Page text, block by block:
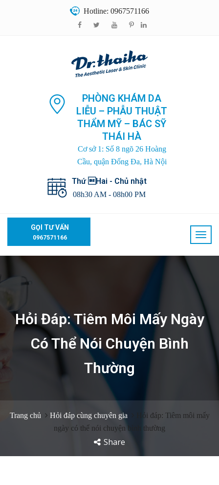
Hotline: 0967571166
PHÒNG KHÁM DA
LIỄU – PHẪU THUẬT
THẨM MỸ – BÁC SỸ
THÁI HÀ
Cơ sở 1: Số 8 ngõ 26 Hoàng
Cầu, quận Đống Đa, Hà Nội
Thứ Hai - Chủ nhật
08h30 AM - 08h00 PM
GỌI TƯ VẤN
0967571166
Hỏi Đáp: Tiêm Môi Mấy Ngày
Có Thể Nói Chuyện Bình
Thường
Trang chủ Hỏi đáp cùng chuyên gia
Hỏi đáp: Tiêm môi mấy
ngày có thể nói chuyện bình thường
Share